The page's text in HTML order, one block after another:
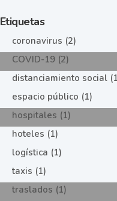
Etiquetas
coronavirus (2)
COVID-19 (2)
distanciamiento social
espacio público (1)
hospitales (1)
hoteles (1)
logística (1)
taxis (1)
traslados (1)